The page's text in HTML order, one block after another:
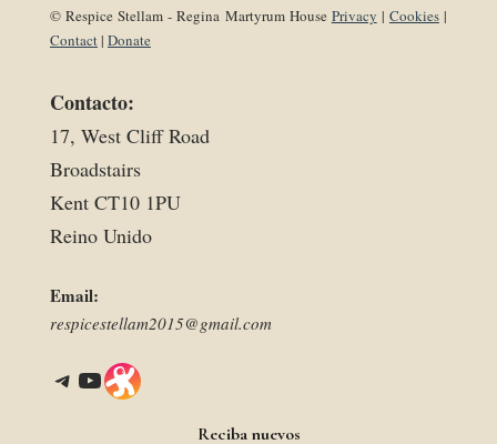
© Respice Stellam - Regina Martyrum House Privacy | Cookies|
Contact| Donate
Contacto:
17, West Cliff Road
Broadstairs
Kent CT10 1PU
Reino Unido
Email:
respicestellam2015@gmail.com
Telegram YouTube Link
Reciba nuevos